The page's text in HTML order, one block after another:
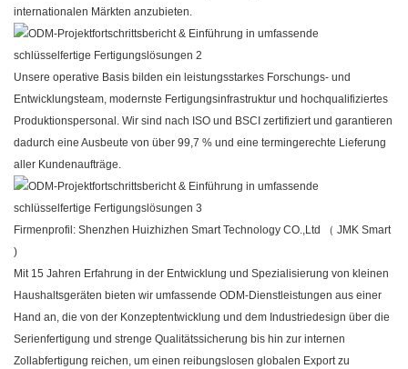
internationalen Märkten anzubieten.
Unsere operative Basis bilden ein leistungsstarkes Forschungs- und
Entwicklungsteam, modernste Fertigungsinfrastruktur und hochqualifiziertes
Produktionspersonal. Wir sind nach ISO und BSCI zertifiziert und garantieren
dadurch eine Ausbeute von über 99,7 % und eine termingerechte Lieferung
aller Kundenaufträge.
Firmenprofil: Shenzhen Huizhizhen Smart Technology CO.,Ltd （ JMK Smart
)
Mit 15 Jahren Erfahrung in der Entwicklung und Spezialisierung von kleinen
Haushaltsgeräten bieten wir umfassende ODM-Dienstleistungen aus einer
Hand an, die von der Konzeptentwicklung und dem Industriedesign über die
Serienfertigung und strenge Qualitätssicherung bis hin zur internen
Zollabfertigung reichen, um einen reibungslosen globalen Export zu